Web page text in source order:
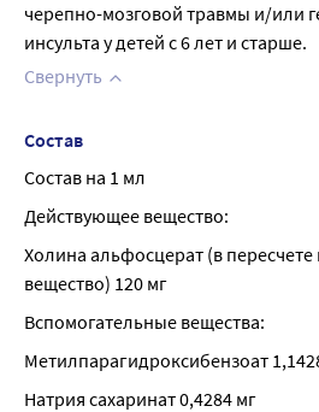
черепно-мозговой травмы и/или
инсульта у детей с 6 лет и старше.
Свернуть
Состав
Состав на 1 мл
Действующее вещество:
Холина альфосцерат (в
вещество) 120 мг
Вспомогательные вещества:
Метилпарагидроксибензоат
Натрия сахаринат 0,4284 мг